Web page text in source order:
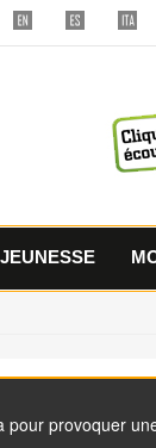
JEUNESSE
provoquer